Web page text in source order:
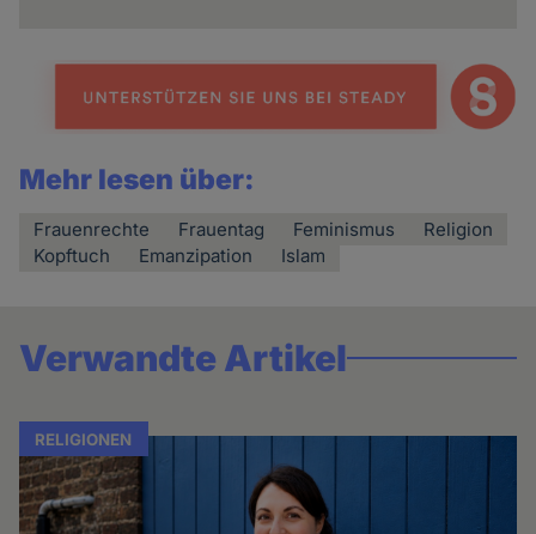
Mehr lesen über:
Frauenrechte Frauentag Feminismus
Religion
Kopftuch
Emanzipation Islam
Verwandte Artikel
RELIGIONEN